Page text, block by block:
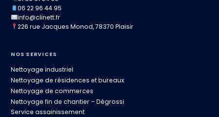
06 22 96 44 95
info@clinett.fr
226 rue Jacques Monod, 78370 Plaisir
NOS SERVICES
Nettoyage industriel
Nettoyage de résidences et bureaux
Nettoyage de commerces
Nettoyage fin de chantier – Dégrossi
Service assainissement